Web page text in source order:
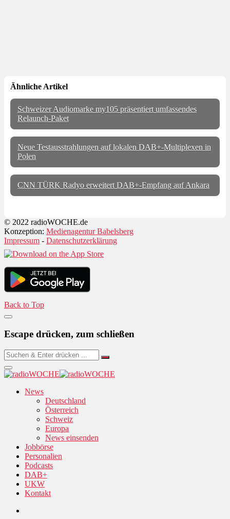
Ähnliche Artikel
Schweizer Audiomarke my105 präsentiert umfassendes
Relaunch-Paket
Neue Testausstrahlungen auf lokalen DAB+-Multiplexen in
Polen
CNN TÜRK Radyo erweitert DAB+-Empfang auf Ankara
© 2022 radioWOCHE.de
Konzeption: Medienagentur Babelsberg
Impressum - Datenschutzerklärung
Back to Top
Escape drücken, zum schließen
News
Deutschland
Österreich
Schweiz
Europa
News einsenden
Jobbörse
Personalien
Podcasts
DAB+
UKW
Kontakt